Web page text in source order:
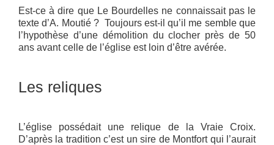
Est-ce à dire que Le Bourdelles ne connaissait pas le
texte d’A. Moutié ? Toujours est-il qu’il me semble que
l’hypothèse d’une démolition du clocher près de 50
ans avant celle de l’église est loin d’être avérée.
Les reliques
L’église possédait une relique de la Vraie Croix.
D’après la tradition c’est un sire de Montfort qui l’aurait